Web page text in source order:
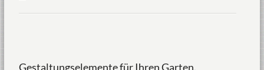
Gestaltungselemente für Ihren Garten,